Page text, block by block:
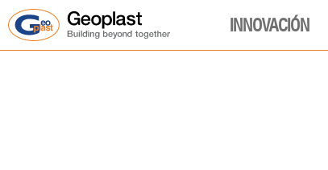
INNOVACIÓN